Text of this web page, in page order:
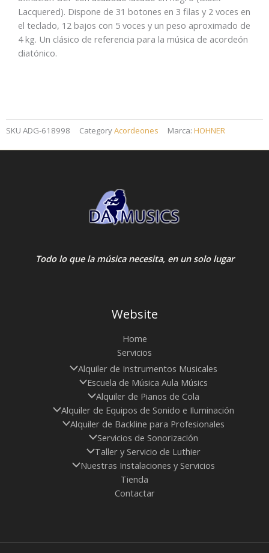
Lacquered). Dispone de 31 botones en 3 filas y 2 voces en
el teclado, 12 bajos con 5 voces y un peso aproximado de
4 kg. Un clásico de referencia para la música de acordeón
diatónico.
SKU ADG-618998 CategoryAcordeones Marca: HOHNER
Todo lo que la música necesita, en un solo lugar
Website
Home
Servicios
Alquiler de Instrumentos Musicales
Escuela de Música Aula Músics
Alquiler de Pianos de Cola
Alquiler de Equipos de Sonido e Iluminación
Alquiler de Backline para Profesionales
Servicios de Sonorización
Taller y Servicio de Luthier
Nuestras Instalaciones y Servicios
Tienda
Contactar